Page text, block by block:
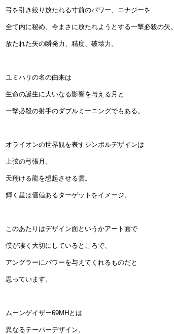
弓を引き絞り放たれる寸前のパワー、エナジーを
全て内に秘め、今まさに放たれようとする一撃必殺の矢。
放たれた矢の瞬発力、精度、破壊力。
ユミハリの名の由来は
生命の誕生に大いなる影響を与える月と
一撃必殺の射手のダブルミーニングでもある。
オライオンの世界観を表すシンボルデザインは
上弦の弓張月。
天翔ける龍を想起させる雲。
輝く星は価値あるターゲットをイメージ。
このあたりはデザイン面というかアート面で
僕が凄く大切にしているところで、
アングラーにパワーを与えてくれるものだと
思っています。
ムーンゲイザー69MHとは
異なるテーパーデザイン。